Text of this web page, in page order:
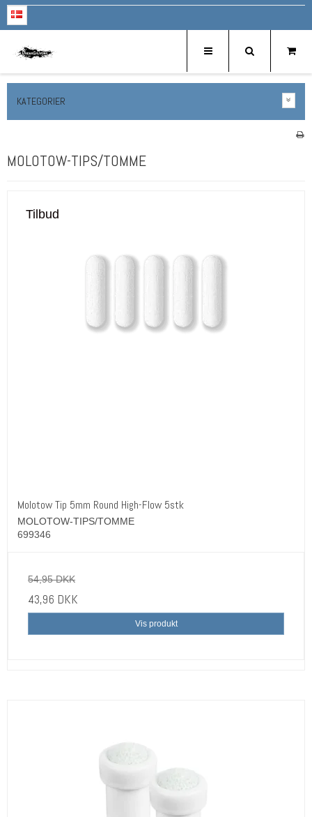
KATEGORIER
MOLOTOW-TIPS/TOMME
Tilbud
Molotow Tip 5mm Round High-Flow 5stk
MOLOTOW-TIPS/TOMME
699346
54,95 DKK
43,96 DKK
Vis produkt